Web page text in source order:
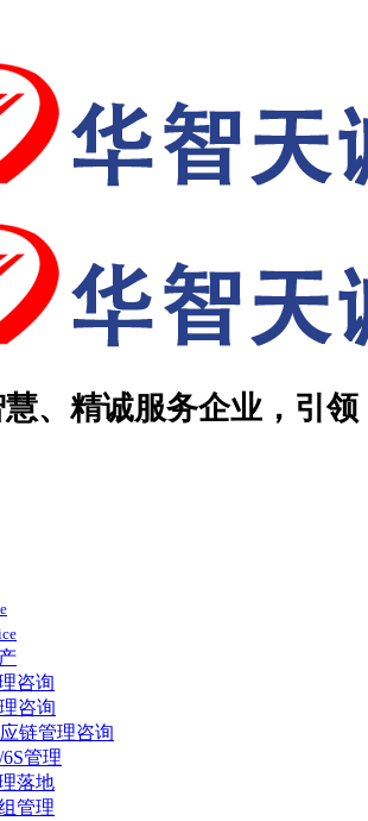
、精诚服务企业，引领
咨询
咨询
链管理咨询
管理
落地
管理